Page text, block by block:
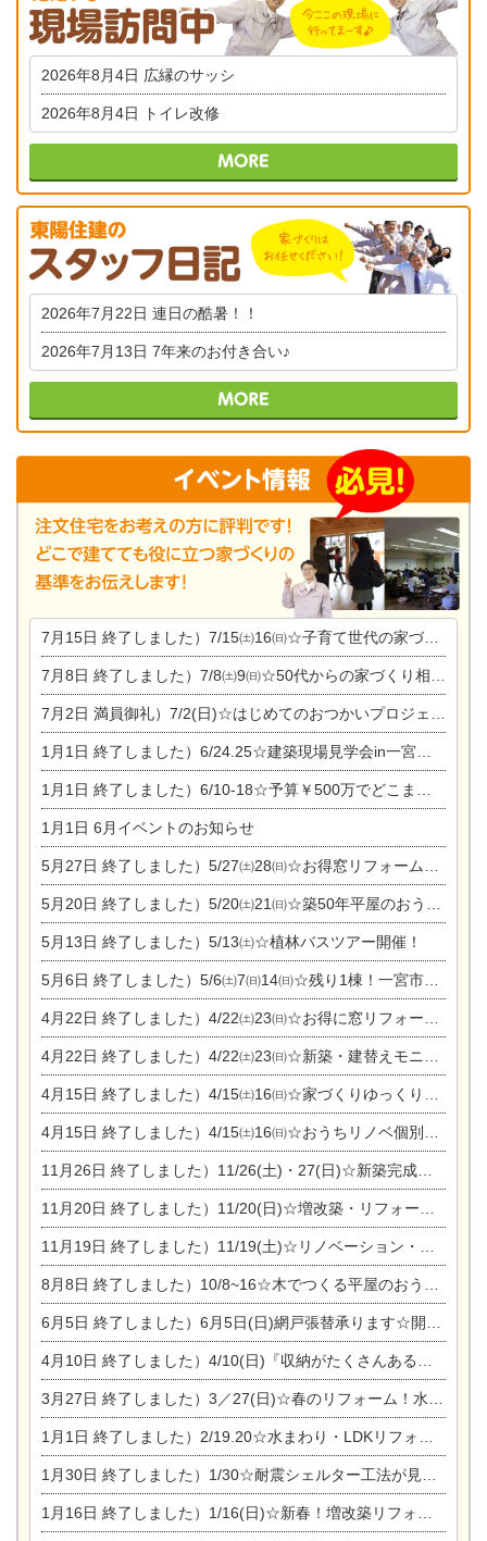
2026年8月4日 広縁のサッシ
2026年8月4日 トイレ改修
2026年7月22日 連日の酷暑！！
2026年7月13日 7年来のお付き合い♪
7月15日 終了しました）7/15㈯16㈰☆子育て世代の家づくり相談会
7月8日 終了しました）7/8㈯9㈰☆50代からの家づくり相談会
7月2日 満員御礼）7/2(日)☆はじめてのおつかいプロジェクト
1月1日 終了しました）6/24.25☆建築現場見学会in一宮市木曽川町
1月1日 終了しました）6/10-18☆予算￥500万でどこまでできるの？リフォーム相談会
1月1日 6月イベントのお知らせ
5月27日 終了しました）5/27㈯28㈰☆お得窓リフォーム個別相談会
5月20日 終了しました）5/20㈯21㈰☆築50年平屋のおうちリノベーション完成見学会
5月13日 終了しました）5/13㈯☆植林バスツアー開催！
5月6日 終了しました）5/6㈯7㈰14㈰☆残り1棟！一宮市限定モニター募集相談会(新築・建替え)
4月22日 終了しました）4/22㈯23㈰☆お得に窓リフォーム個別相談会
4月22日 終了しました）4/22㈯23㈰☆新築・建替えモニター募集個別相談会
4月15日 終了しました）4/15㈯16㈰☆家づくりゆっくりじっくり個別相談会
4月15日 終了しました）4/15㈯16㈰☆おうちリノベ個別相談会
11月26日 終了しました）11/26(土)・27(日)☆新築完成見学会 in一宮市あずら
11月20日 終了しました）11/20(日)☆増改築・リフォームまつり＆秋の味覚まつり＆芸術祭
11月19日 終了しました）11/19(土)☆リノベーション・家の修理まつり＆増改築・リフォームまつりin扶桑ゴルフ
8月8日 終了しました）10/8~16☆木でつくる平屋のおうちのつくり方【完全予約制】
6月5日 終了しました）6月5日(日)網戸張替承ります☆開催！
4月10日 終了しました）4/10(日)『収納がたくさんあるおうち現場見学会』
3月27日 終了しました）3／27(日)☆春のリフォーム！水まわりLDKリフォーム相談会&今がチャンス！エアコン相談会
1月1日 終了しました）2/19.20☆水まわり・LDKリフォーム相談会＆エアコン相談会
1月30日 終了しました）1/30☆耐震シェルター工法が見れる完成見学会
1月16日 終了しました）1/16(日)☆新春！増改築リフォーム&家の修理まつり